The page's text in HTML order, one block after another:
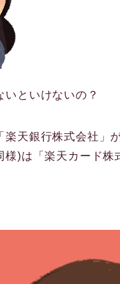
いといけないの？
楽天銀行株式会社」
様)は「楽天カード